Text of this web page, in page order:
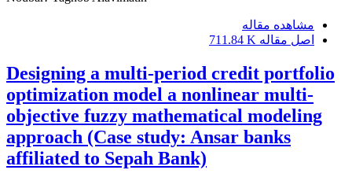
مشاهده مقاله
اصل مقاله 711.84 K
Designing a multi-period credit portfolio
optimization model a nonlinear multi-
objective fuzzy mathematical modeling
approach (Case study: Ansar banks
affiliated to Sepah Bank)